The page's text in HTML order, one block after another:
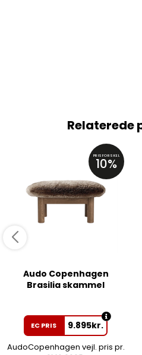
Relaterede
PRISFORSKEL
10%
Audo Copenhagen
Brasilia skammel
EC PRIS 9.895kr.
AudoCopenhagen vejl. pris pr.